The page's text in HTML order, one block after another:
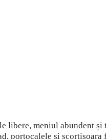
libere, meniul abundent
portocalele și